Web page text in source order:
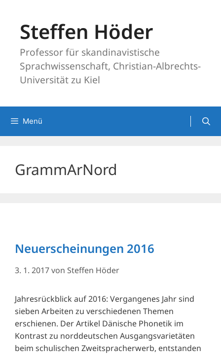
springenSteffen Höder
Professor für skandinavistische
Sprachwissenschaft, Christian-Albrechts-
Universität zu Kiel
Menü
GrammArNord
Neuerscheinungen 2016
3. 1. 2017von Steffen Höder
Jahresrückblick auf 2016: Vergangenes Jahr sind
sieben Arbeiten zu verschiedenen Themen
erschienen. Der Artikel Dänische Phonetik im
Kontrast zu norddeutschen Ausgangsvarietäten
beim schulischen Zweitspracherwerb, entstanden